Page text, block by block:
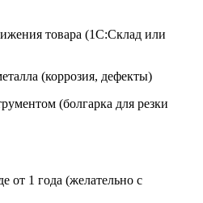
товара (1С:Склад или
(коррозия, дефекты)
(болгарка для резки
от 1 года (желательно с